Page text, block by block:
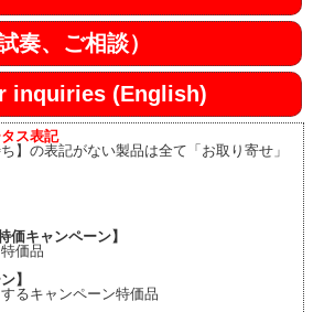
奏、ご相談）
inquiries (English)
ス表記
】の表記がない製品は全て「お取り寄せ」
価キャンペーン】
価品
】
るキャンペーン特価品